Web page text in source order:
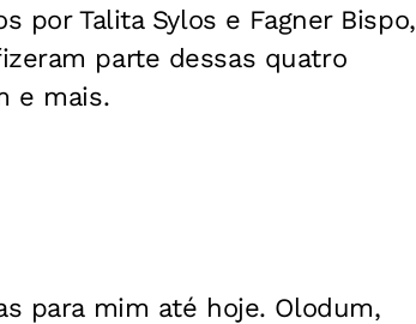
por Talita Sylos e Fagner Bispo,
parte dessas quatro
e mais.
para mim até hoje. Olodum,